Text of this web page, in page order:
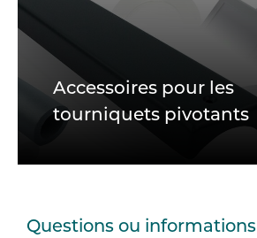
Accessoires pour les
tourniquets pivotants
Questions ou informations